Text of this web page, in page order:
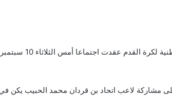
مشاركة لاعب اتحاد بن قردان محمد الحبيب يكن في